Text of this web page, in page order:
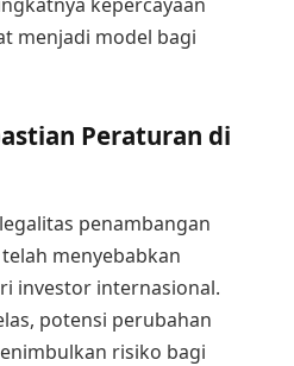
menjadi model bagi
Peraturan di
penambangan
menyebabkan
investor internasional.
potensi perubahan
risiko bagi